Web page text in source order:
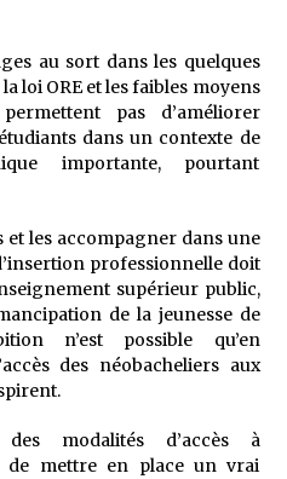
au sort dans les quelques
loi ORE et les faibles moyens
pas d’améliorer
dans un contexte de
importante, pourtant
les accompagner dans une
professionnelle doit
supérieur public,
de la jeunesse de
n’est possible qu’en
des néo­bacheliers aux
modalités d’accès à
de mettre en place un vrai